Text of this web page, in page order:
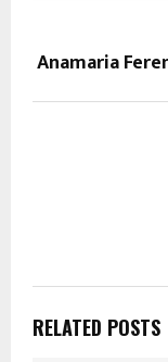
Anamaria
RELATED POSTS